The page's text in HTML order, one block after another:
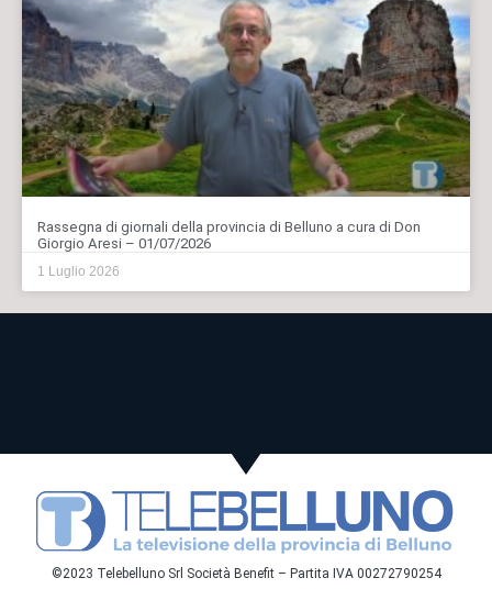
Rassegna di giornali della provincia di Belluno a cura di Don
Giorgio Aresi – 01/07/2026
1 Luglio 2026
©2023 Telebelluno Srl Società Benefit – Partita IVA 00272790254